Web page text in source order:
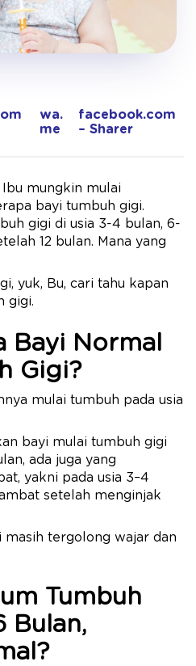
wa.
me
facebook.com
– Sharer
mungkin mulai
bayi tumbuh gigi.
gigi di usia 3-4 bulan, 6-
12 bulan. Mana yang
yuk, Bu, cari tahu kapan
gigi.
Bayi Normal
Gigi?
mulai tumbuh pada usia
bayi mulai tumbuh gigi
ada juga yang
yakni pada usia 3–4
setelah menginjak
masih tergolong wajar dan
Tumbuh
Bulan,